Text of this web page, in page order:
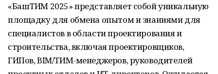
«БашТИМ 2025» представляет собой уникальную
площадку для обмена опытом и знаниями для
специалистов в области проектирования и
строительства, включая проектировщиков,
ГИПов, BIM/ТИМ-менеджеров, руководителей